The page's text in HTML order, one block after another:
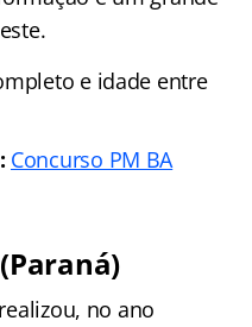
e idade entre
Concurso PM BA
no ano